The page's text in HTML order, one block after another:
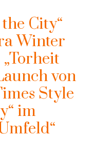
City“
Winter
von
Style
im